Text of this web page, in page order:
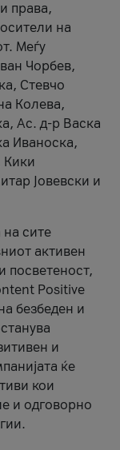
права,
на
Меѓу
Чорбев,
Стевчо
Колева,
Ас. д-р Васка
Иваноска,
Кики
Јовевски и
на сите
активен
посветеност,
Positive
безбеден и
и
ќе
кои
и одговорно